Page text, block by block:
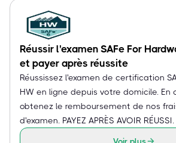
Réussir l'examen SAFe For
et payer après réussite
Réussissez l'examen de certification
HW en ligne depuis votre domicile. En
obtenez le remboursement de nos
d'examen. PAYEZ APRÈS AVOIR RÉUSSI.